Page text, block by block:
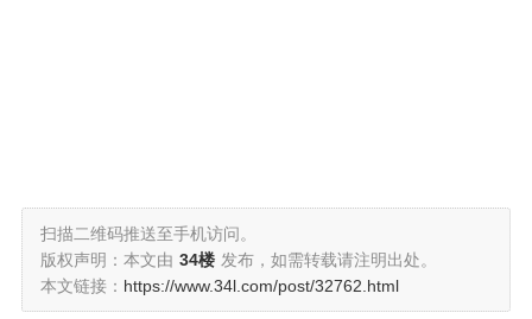
扫描二维码推送至手机访问。
版权声明：本文由 34楼 发布，如需转载请注明出处。
本文链接： https://www.34l.com/post/32762.html